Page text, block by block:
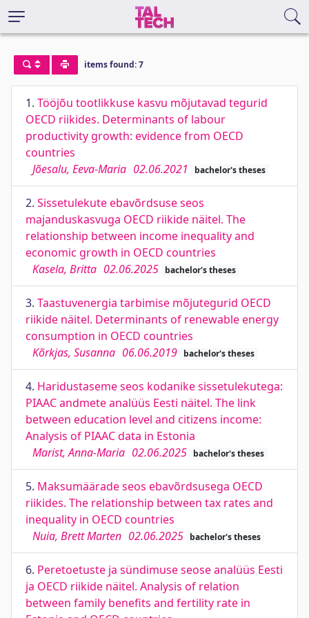
items found: 7
1. Tööjõu tootlikkuse kasvu mõjutavad tegurid
OECD riikides. Determinants of labour
productivity growth: evidence from OECD
countries
Jõesalu, Eeva-Maria 02.06.2021 bachelor's theses
2. Sissetulekute ebavõrdsuse seos
majanduskasvuga OECD riikide näitel. The
relationship between income inequality and
economic growth in OECD countries
Kasela, Britta 02.06.2025 bachelor's theses
3. Taastuvenergia tarbimise mõjutegurid OECD
riikide näitel. Determinants of renewable energy
consumption in OECD countries
Kõrkjas, Susanna 06.06.2019 bachelor's theses
4. Haridustaseme seos kodanike sissetulekutega:
PIAAC andmete analüüs Eesti näitel. The link
between education level and citizens income:
Analysis of PIAAC data in Estonia
Marist, Anna-Maria 02.06.2025 bachelor's theses
5. Maksumäärade seos ebavõrdsusega OECD
riikides. The relationship between tax rates and
inequality in OECD countries
Nuia, Brett Marten 02.06.2025 bachelor's theses
6. Peretoetuste ja sündimuse seose analüüs Eesti
ja OECD riikide näitel. Analysis of relation
between family benefits and fertility rate in